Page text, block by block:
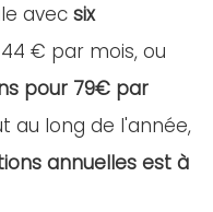
avec six
€ par mois, ou
pour 79€ par
au long de l'année,
annuelles est à